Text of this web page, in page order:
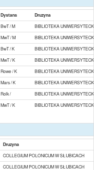
Dystans
Druzyna
BwT / M
BIBLIOTEKA
MwT / M
BIBLIOTEKA
BwT / K
BIBLIOTEKA
MwT / K
BIBLIOTEKA
Rowe / K
BIBLIOTEKA
Mars / K
BIBLIOTEKA
Rolk /
BIBLIOTEKA
MwT / K BIBLIOTEKA
Druzyna
COLLEGIUM POLONICUM W SŁUBICACH
COLLEGIUM POLONICUM W SŁUBICACH